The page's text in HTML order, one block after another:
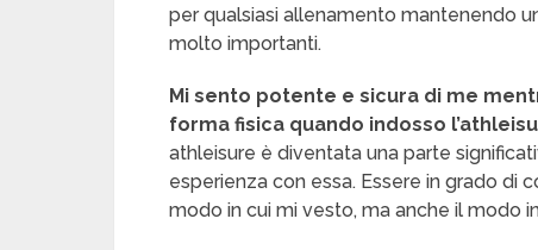
per qualsiasi allenamento mantenendo
molto importanti.
Mi sento potente e sicura di me
forma fisica quando indosso
athleisure è diventata una parte
esperienza con essa. Essere in grado di
modo in cui mi vesto, ma anche il modo